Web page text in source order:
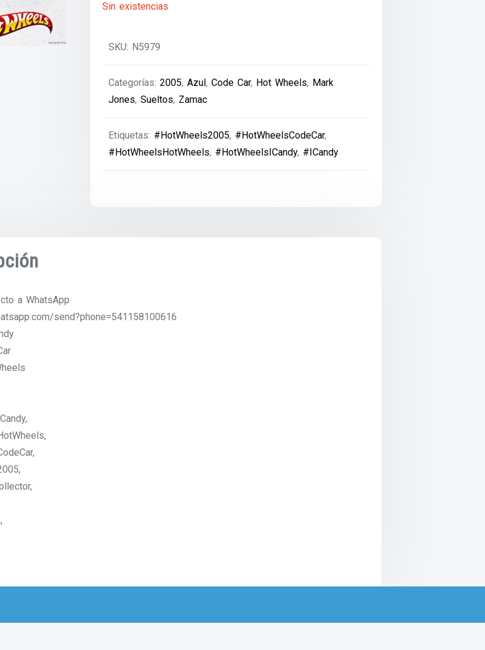
Sin existencias
SKU: N5979
Categorías:2005,Azul,Code Car, Hot Wheels, Mark
Jones,Sueltos, Zamac
Etiquetas: #HotWheels2005, #HotWheelsCodeCar,
#HotWheelsHotWheels, #HotWheelsICandy, #ICandy
a WhatsApp
send?phone=541158100616